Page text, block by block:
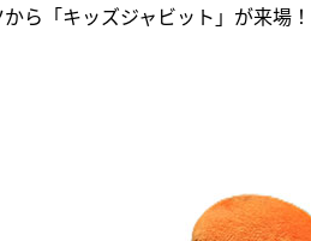
ら「キッズジャビット」が来場